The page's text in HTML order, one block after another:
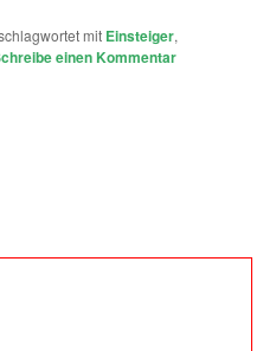
mit Einsteiger,
einen Kommentar